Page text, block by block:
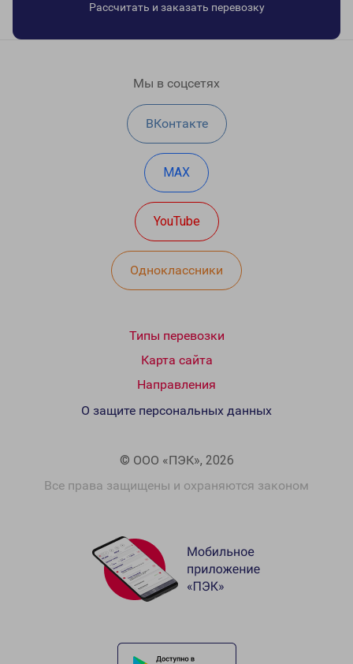
Рассчитать и заказать перевозку
Мы в соцсетях
ВКонтакте
MAX
YouTube
Одноклассники
Типы перевозки
Карта сайта
Направления
© ООО «ПЭК», 2026
Все права защищены и охраняются законом
О защите персональных данных